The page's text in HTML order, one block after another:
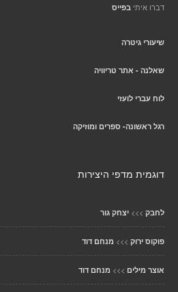
דברו איתי בפייס
שיעורי גיטרה
שאלנה - אתר טריוויה
לוח עברי לועזי
רגל ראשונה- ספרים ומוזיקה
דוגמית מדפי היצירות
לחבק >>> יצחק גור
פוקוס ירוק >>> מנחם דוד
אוצר מילים >>> מנחם דוד